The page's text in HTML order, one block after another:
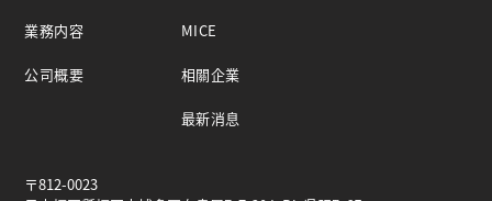
業務内容
公司概要
MICE
相關企業
最新消息
〒812-0023